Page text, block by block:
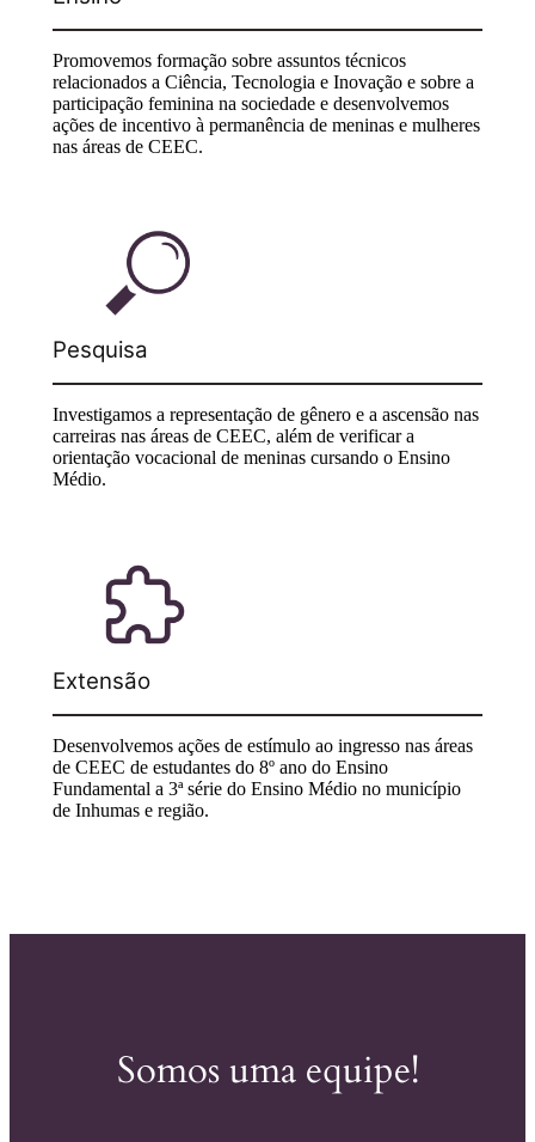
Promovemos formação sobre assuntos técnicos
relacionados a Ciência, Tecnologia e Inovação e sobre a
participação feminina na sociedade e desenvolvemos
ações de incentivo à permanência de meninas e mulheres
nas áreas de CEEC.
Pesquisa
Investigamos a representação de gênero e a ascensão nas
carreiras nas áreas de CEEC, além de verificar a
orientação vocacional de meninas cursando o Ensino
Médio.
Extensão
Desenvolvemos ações de estímulo ao ingresso nas áreas
de CEEC de estudantes do 8º ano do Ensino
Fundamental a 3ª série do Ensino Médio no município
de Inhumas e região.
Somos uma equipe!